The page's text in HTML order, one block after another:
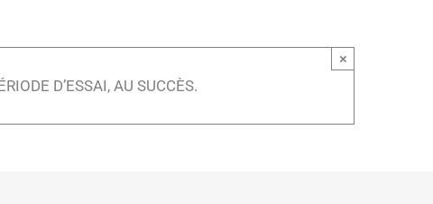
D’ESSAI, AU SUCCÈS.
×